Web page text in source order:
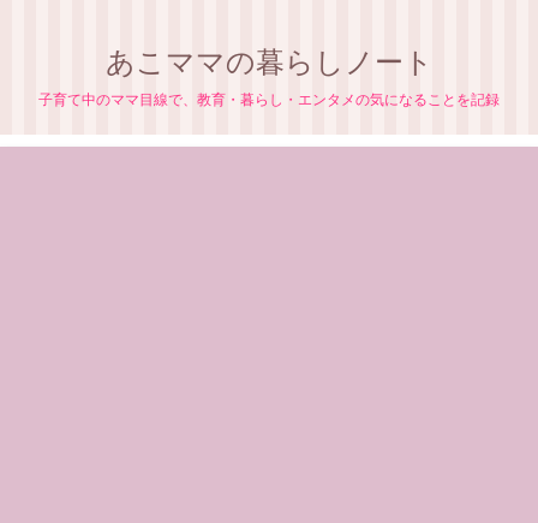
あこママの暮らしノート
子育て中のママ目線で、教育・暮らし・エンタメの気になることを記録